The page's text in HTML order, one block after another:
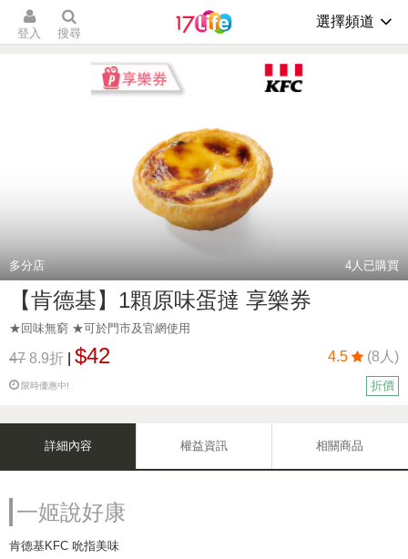
登入 搜尋
選擇頻道
多分店 4人已購買
【肯德基】1顆原味蛋撻 享樂券
★回味無窮 ★可於門市及官網使用
47 8.9折 $42 4.5 (8人)
限時優惠中! 折價
詳細內容 權益資訊 相關商品
一姬說好康
肯德基KFC 吮指美味